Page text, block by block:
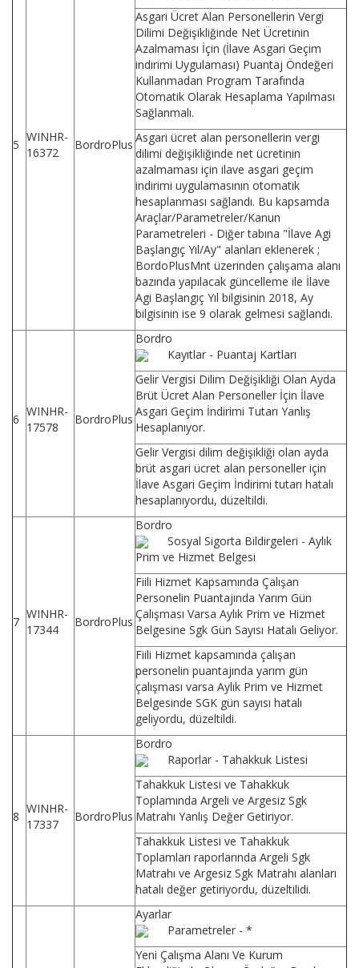
5
WINHR-
16372
BordroPlus
Asgari Ücret Alan Personellerin Vergi
Dilimi Değişikliğinde Net Ücretinin
Azalmaması İçin (İlave Asgari Geçim
indirimi Uygulaması) Puantaj Öndeğeri
Kullanmadan Program Tarafında
Otomatik Olarak Hesaplama Yapılması
Sağlanmalı.
Asgari ücret alan personellerin vergi
dilimi değişikliğinde net ücretinin
azalmaması için ilave asgari geçim
indirimi uygulamasının otomatik
hesaplanması sağlandı. Bu kapsamda
Araçlar/Parametreler/Kanun
Parametreleri - Diğer tabına "İlave Agi
Başlangıç Yıl/Ay" alanları eklenerek ;
BordoPlusMnt üzerinden çalışama alanı
bazında yapılacak güncelleme ile İlave
Agi Başlangıç Yıl bilgisinin 2018, Ay
bilgisinin ise 9 olarak gelmesi sağlandı.
6
WINHR-
17578
BordroPlus
Bordro
Kayıtlar - Puantaj Kartları
Gelir Vergisi Dilim Değişikliği Olan Ayda
Brüt Ücret Alan Personeller İçin İlave
Asgari Geçim İndirimi Tutarı Yanlış
Hesaplanıyor.
Gelir Vergisi dilim değişikliği olan ayda
brüt asgari ücret alan personeller için
İlave Asgari Geçim İndirimi tutarı hatalı
hesaplanıyordu, düzeltildi.
7
WINHR-
17344
BordroPlus
Bordro
Sosyal Sigorta Bildirgeleri - Aylık
Prim ve Hizmet Belgesi
Fiili Hizmet Kapsamında Çalışan
Personelin Puantajında Yarım Gün
Çalışması Varsa Aylık Prim ve Hizmet
Belgesine Sgk Gün Sayısı Hatalı Geliyor.
Fiili Hizmet kapsamında çalışan
personelin puantajında yarım gün
çalışması varsa Aylık Prim ve Hizmet
Belgesinde SGK gün sayısı hatalı
geliyordu, düzeltildi.
8
WINHR-
17337
BordroPlus
Bordro
Raporlar - Tahakkuk Listesi
Tahakkuk Listesi ve Tahakkuk
Toplamında Argeli ve Argesiz Sgk
Matrahı Yanlış Değer Getiriyor.
Tahakkuk Listesi ve Tahakkuk
Toplamları raporlarında Argeli Sgk
Matrahı ve Argesiz Sgk Matrahı alanları
hatalı değer getiriyordu, düzeltilidi.
Ayarlar
Parametreler - *
Yeni Çalışma Alanı Ve Kurum